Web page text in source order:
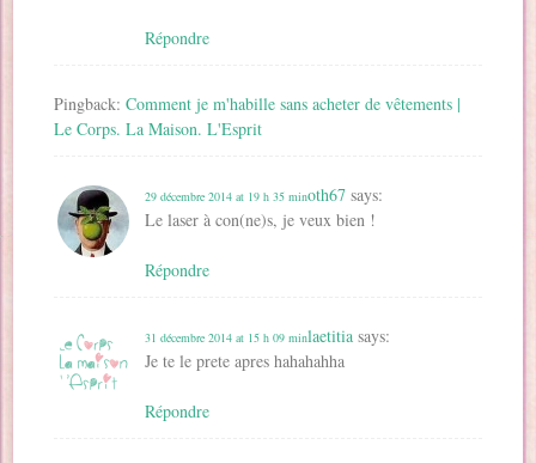
Répondre
Pingback:Comment je m'habille sans acheter de vêtements |
Le Corps. La Maison. L'Esprit
oth67 says:
29 décembre 2014 at 19 h 35 min
Le laser à con(ne)s, je veux bien !
Répondre
laetitia says:
31 décembre 2014 at 15 h 09 min
Je te le prete apres hahahahha
Répondre